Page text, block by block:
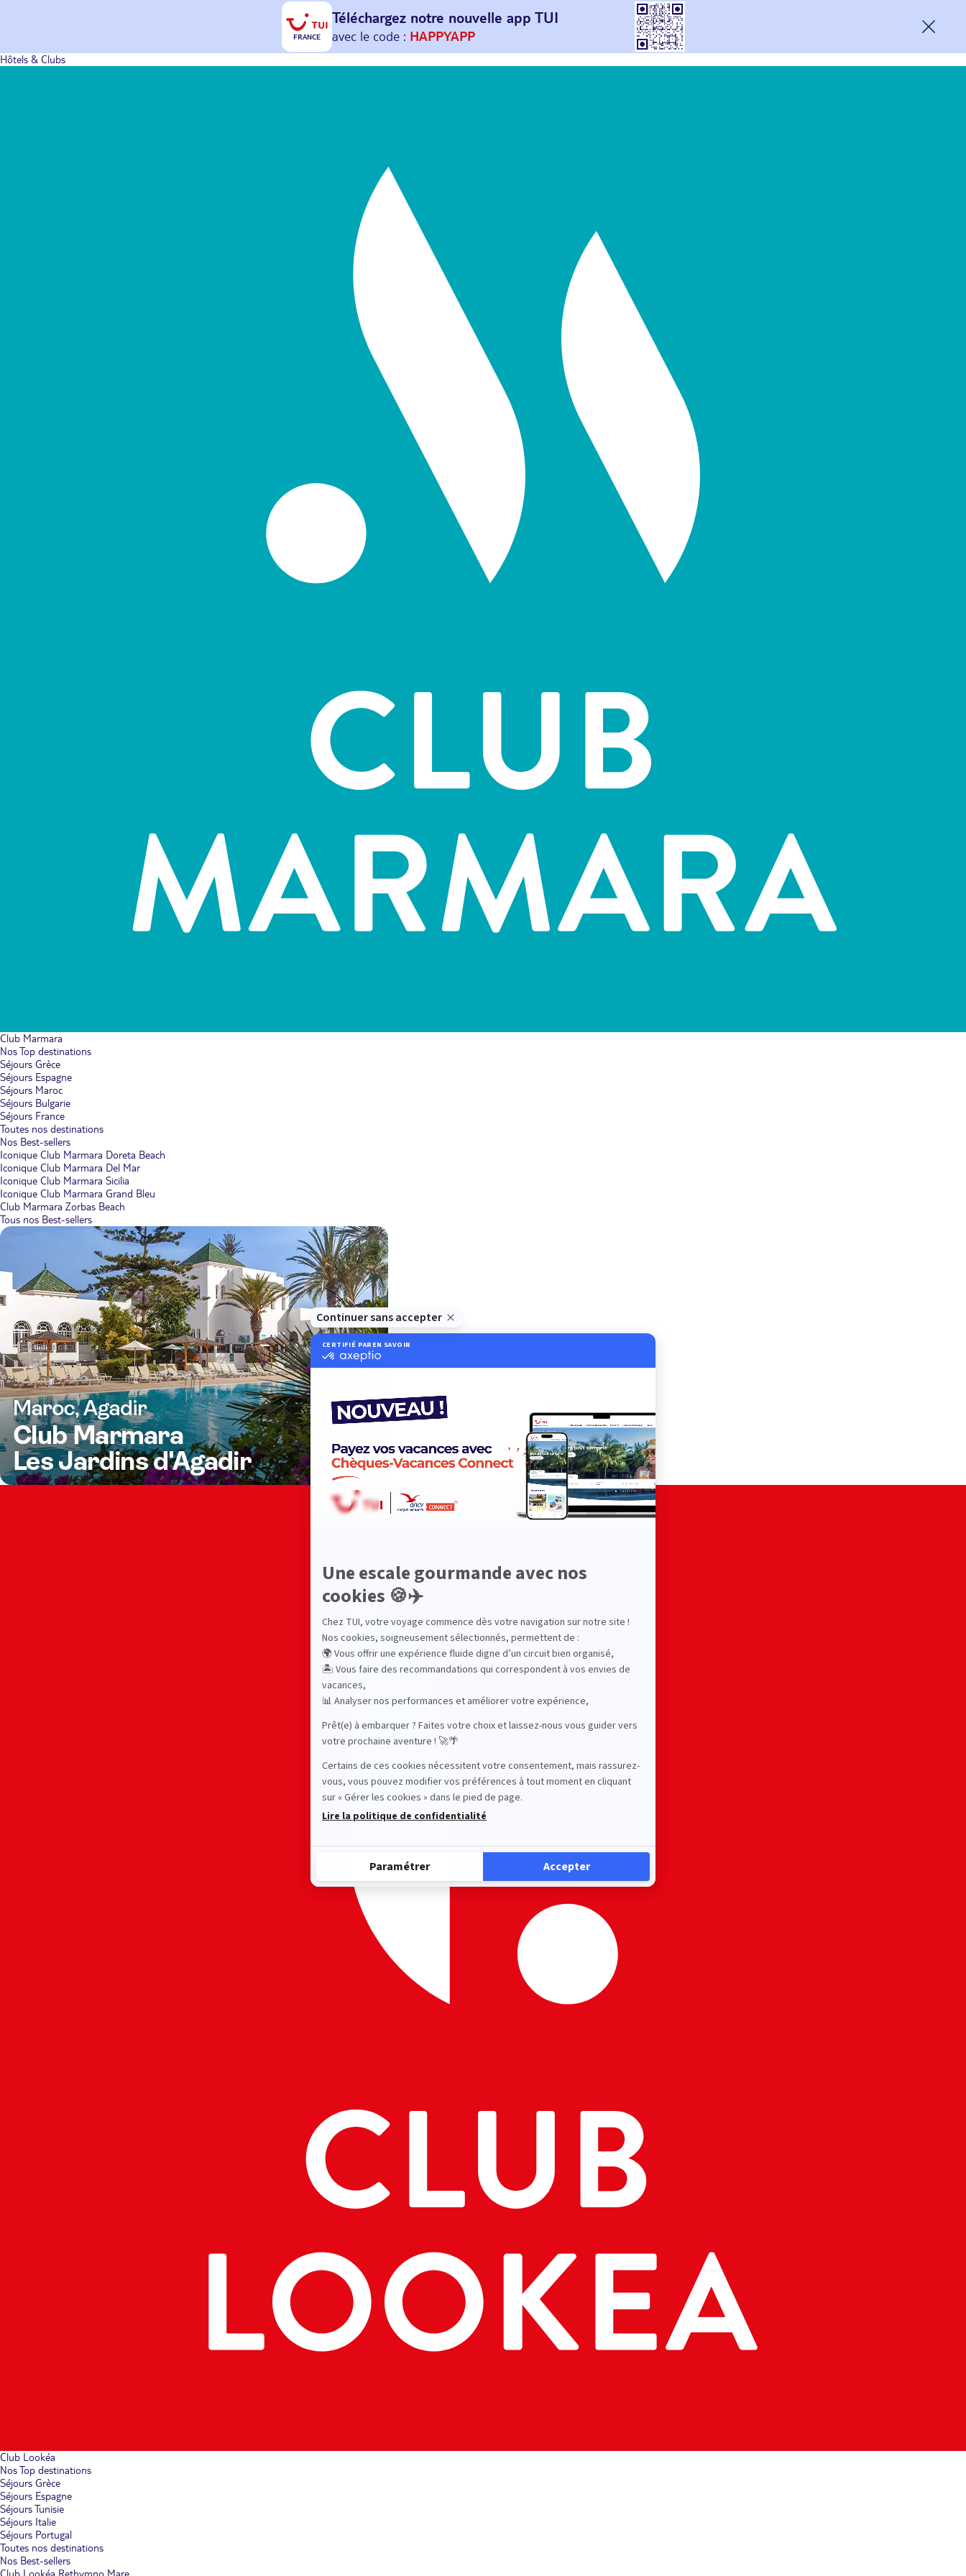
FRANCE
Téléchargez notre nouvelle app TUI
Et profitez de 30€ offerts*sur votreprochain
avec le code : HAPPYAPP
Hôtels & Clubs
Club Marmara
Nos Top destinations
Séjours Grèce
Séjours Espagne
Séjours Maroc
Séjours Bulgarie
Séjours France
Toutes nos destinations
Nos Best-sellers
Iconique Club Marmara Doreta Beach
Iconique Club Marmara Del Mar
Iconique Club Marmara Sicilia
Iconique Club Marmara Grand Bleu
Club Marmara Zorbas Beach
Tous nos Best-sellers
Club Lookéa
Nos Top destinations
Séjours Grèce
Séjours Espagne
Séjours Tunisie
Séjours Italie
Séjours Portugal
Toutes nos destinations
Nos Best-sellers